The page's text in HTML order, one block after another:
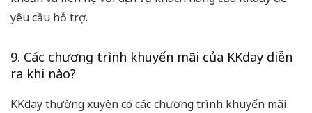
yêu cầu hỗ trợ.
9. Các chương trình khuyến mãi của KKday diễn
ra khi nào?
KKday thường xuyên có các chương trình khuyến mãi